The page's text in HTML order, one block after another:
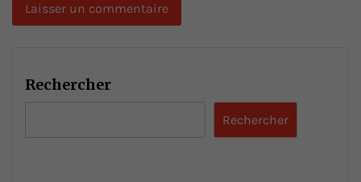
Rechercher
Rechercher